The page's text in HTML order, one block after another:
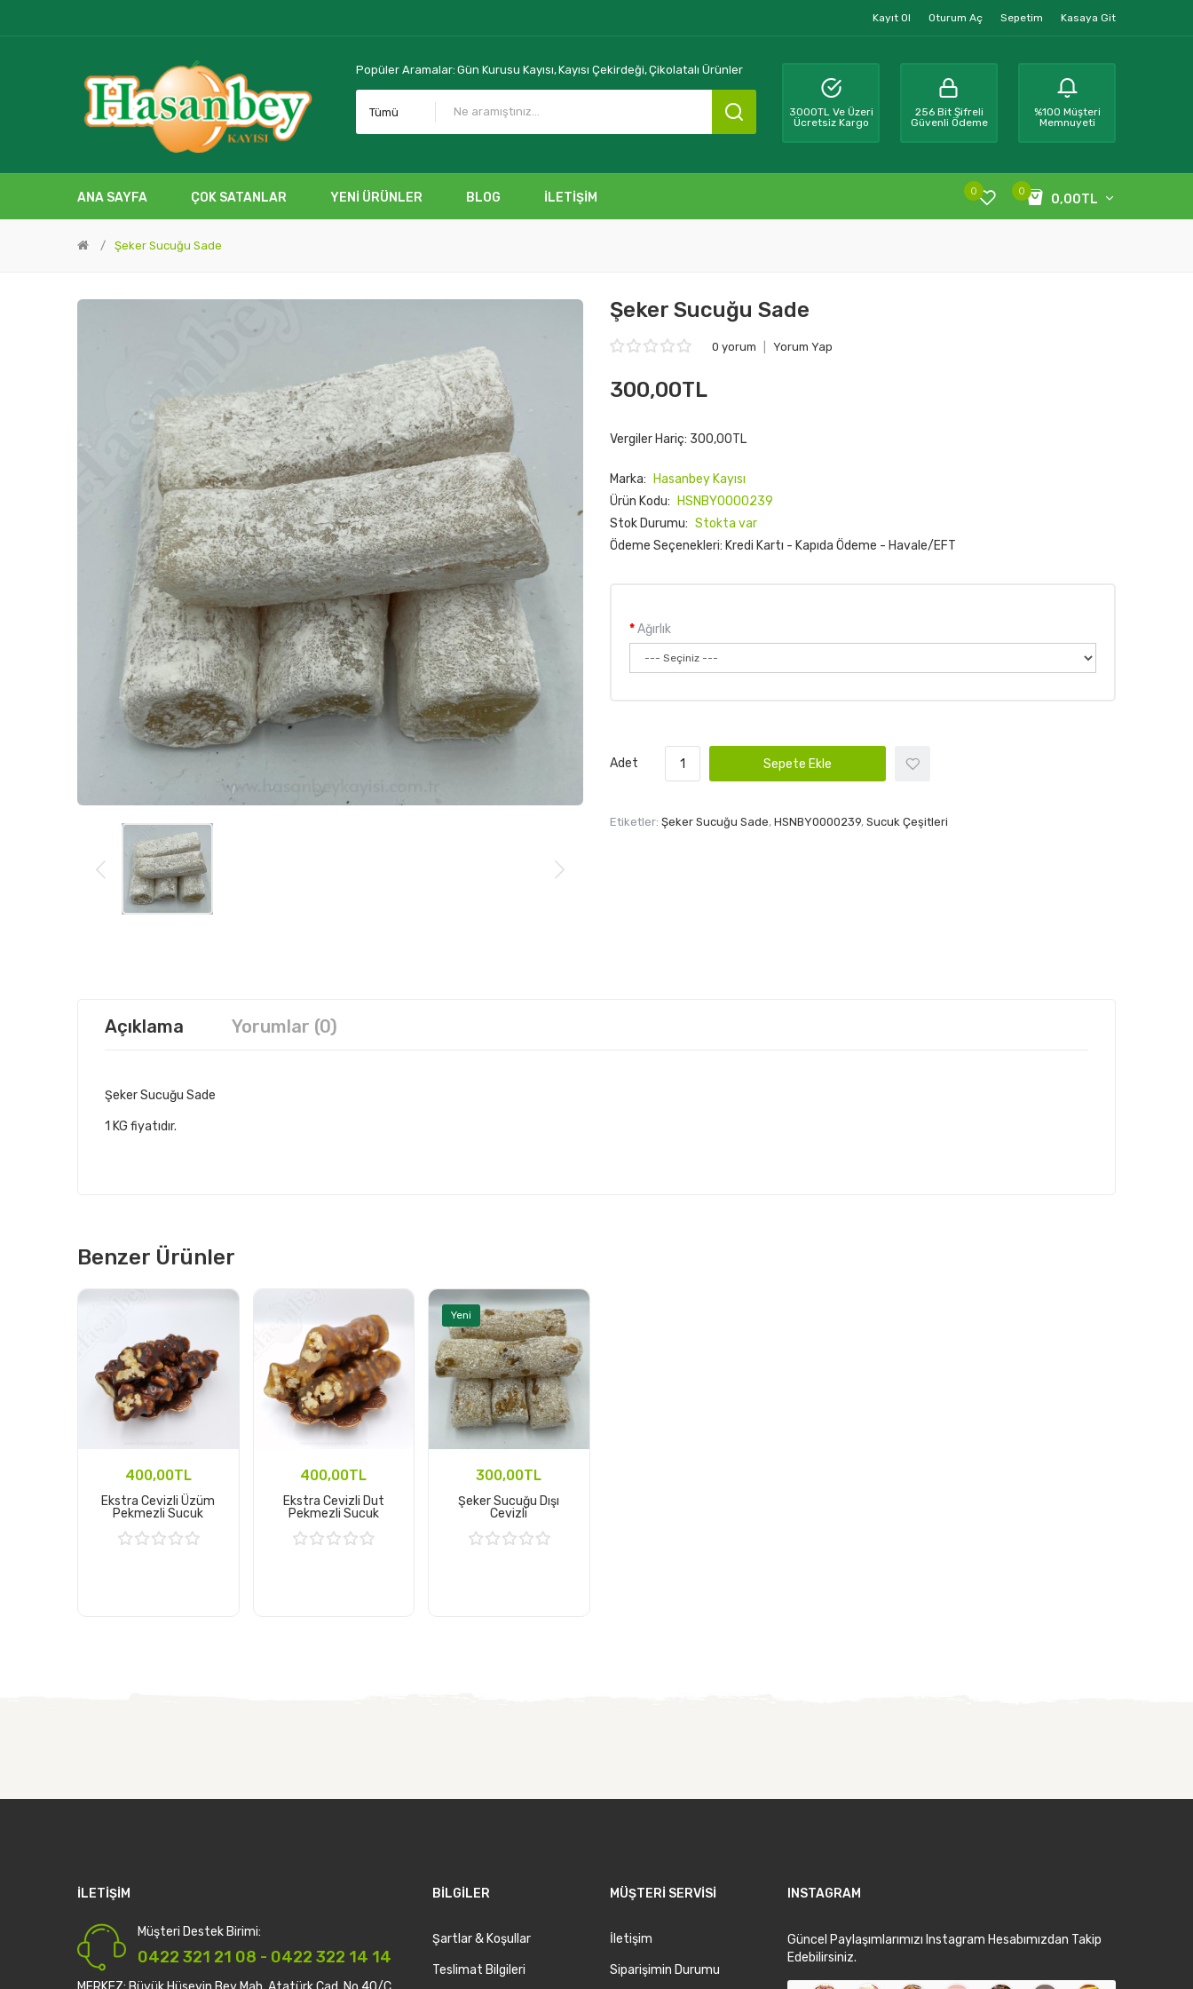
Kayıt Ol Oturum Aç Sepetim Kasaya Git
3000TL Ve Üzeri
Ücretsiz Kargo
256 Bit Şifreli
Güvenli Ödeme
%100 Müşteri
Memnuyeti
Popüler Aramalar: Gün Kurusu Kayısı,Kayısı Çekirdeği,Çikolatalı Ürünler
Tümü
ANA SAYFA ÇOK SATANLAR YENI ÜRÜNLER BLOG İLETIŞIM 0
0,00TL
0
Şeker Sucuğu Sade
Şeker Sucuğu Sade
0 yorum Yorum Yap
300,00TL
Vergiler Hariç: 300,00TL
Marka:
Hasanbey Kayısı
Ürün Kodu:
HSNBY0000239
Stok Durumu: Stokta var
Ödeme Seçenekleri: Kredi Kartı - Kapıda Ödeme - Havale/EFT
Ağırlık
Adet Sepete Ekle
Etiketler: Şeker Sucuğu Sade, HSNBY0000239, Sucuk Çeşitleri
Açıklama Yorumlar (0)
Şeker Sucuğu Sade
1 KG fiyatıdır.
Benzer Ürünler
400,00TL
Ekstra Cevizli Üzüm
Pekmezli Sucuk
400,00TL
Ekstra Cevizli Dut
Pekmezli Sucuk
Yeni
300,00TL
Şeker Sucuğu Dışı
Cevizli
İLETIŞIM
Müşteri Destek Birimi:
0422 321 21 08 - 0422 322 14 14
BILGILER
Şartlar & Koşullar
Teslimat Bilgileri
MÜŞTERI SERVISI
İletişim
Siparişimin Durumu
INSTAGRAM
Güncel Paylaşımlarımızı Instagram Hesabımızdan Takip
Edebilirsiniz.